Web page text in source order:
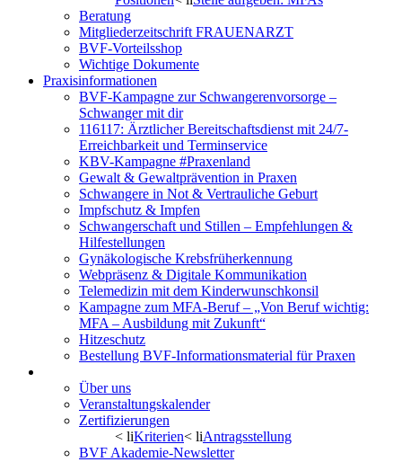
Beratung
Mitgliederzeitschrift FRAUENARZT
BVF-Vorteilsshop
Wichtige Dokumente
Praxisinformationen
BVF-Kampagne zur Schwangerenvorsorge –
Schwanger mit dir
116117: Ärztlicher Bereitschaftsdienst mit 24/7-
Erreichbarkeit und Terminservice
KBV-Kampagne #Praxenland
Gewalt & Gewaltprävention in Praxen
Schwangere in Not & Vertrauliche Geburt
Impfschutz & Impfen
Schwangerschaft und Stillen – Empfehlungen &
Hilfestellungen
Gynäkologische Krebsfrüherkennung
Webpräsenz & Digitale Kommunikation
Telemedizin mit dem Kinderwunschkonsil
Kampagne zum MFA-Beruf – „Von Beruf wichtig:
MFA – Ausbildung mit Zukunft“
Hitzeschutz
Bestellung BVF-Informationsmaterial für Praxen
Über uns
Veranstaltungskalender
Zertifizierungen
< liKriterien< liAntragsstellung
BVF Akademie-Newsletter